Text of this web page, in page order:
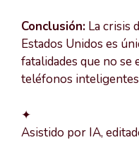
Conclusión: La crisis
Estados Unidos es
fatalidades que no
teléfonos
✦
Asistido por IA,